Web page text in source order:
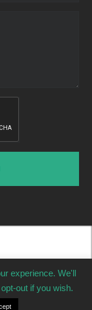
experience. We'll
out if you wish.